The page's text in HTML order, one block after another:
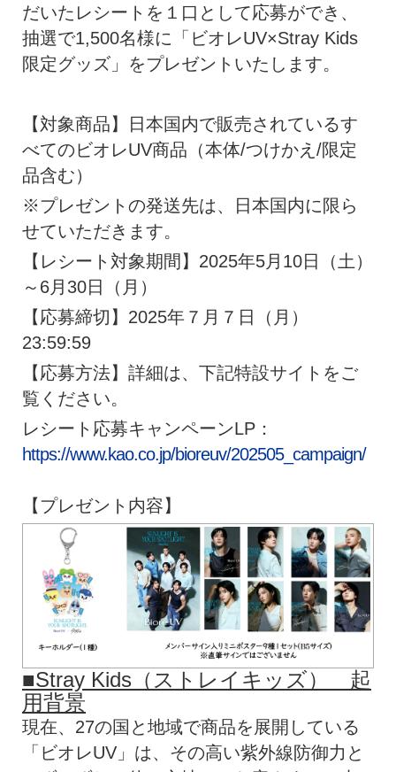
だいたレシートを１口として応募ができ、
抽選で1,500名様に「ビオレUV×Stray Kids
限定グッズ」をプレゼントいたします。
【対象商品】日本国内で販売されているす
べてのビオレUV商品（本体/つけかえ/限定
品含む）
※プレゼントの発送先は、日本国内に限ら
せていただきます。
【レシート対象期間】2025年5月10日（土）
～6月30日（月）
【応募締切】2025年７月７日（月）
23:59:59
【応募方法】詳細は、下記特設サイトをご
覧ください。
レシート応募キャンペーンLP：
https://www.kao.co.jp/bioreuv/202505_campaign/
【プレゼント内容】
■Stray Kids（ストレイキッズ） 起
用背景
現在、27の国と地域で商品を展開している
「ビオレUV」は、その高い紫外線防御力と